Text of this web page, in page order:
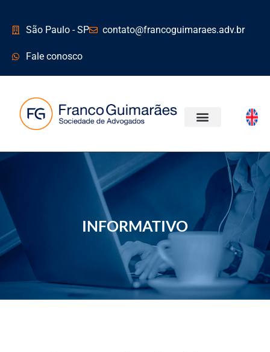
São Paulo - SP contato@francoguimaraes.adv.br
Fale conosco
INFORMATIVO